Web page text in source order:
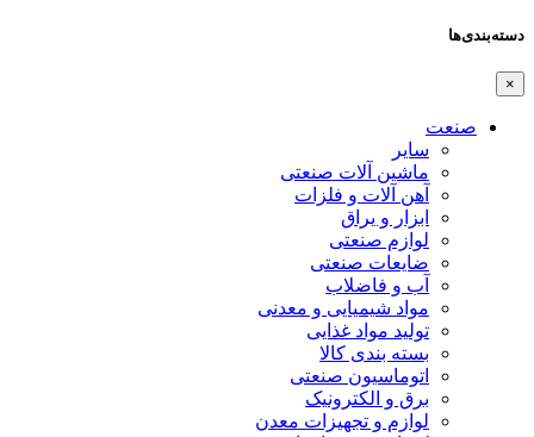
دسته‌بندی‌ها
×
صنعت
سایر
ماشین آلات صنعتی
آهن آلات و فلزات
ابزار و یراق
لوازم صنعتی
ضایعات صنعتی
آب و فاضلاب
مواد شیمیایی و معدنی
تولید مواد غذایی
بسته بندی کالا
اتوماسیون صنعتی
برق و الکترونیک
لوازم و تجهیزات معدن